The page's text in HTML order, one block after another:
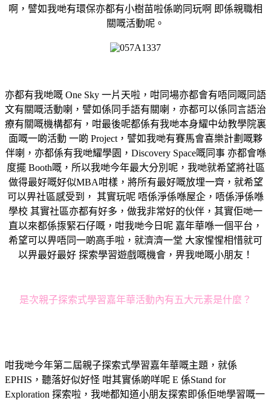
啊，譬如我哋有環保亦都有小樹苗啦係啲同玩啊 即係親職相
關嘅活動呢。
亦都有我哋嘅 One Sky 一片天啦，咁同場亦都會有唔同嘅同語
文有關嘅活動喇，譬如係同手語有關喇，亦都可以係同言語治
療有關嘅機構都有，咁最後呢都係有我哋本身耀中幼教學院裏
面嘅一啲活動 一啲 Project，譬如我哋有賽馬會喜樂計劃嘅夥
伴喇，亦都係有我哋耀學園，Discovery Space嘅同事 亦都會喺
度擺 Booth嘅，所以我哋今年最大分別呢，我哋就希望將社區
做得最好嘅好似MBA咁樣，將所有最好嘅放埋一齊，就希望
可以畀社區感受到， 其實玩呢 唔係淨係喺屋企，唔係淨係喺
學校 其實社區亦都有好多，做我非常好的伙伴，其實佢哋一
直以來都係揼緊石仔嘅，咁我哋今日呢 嘉年華喺一個平台，
希望可以畀唔同一啲高手啦，就濟濟一堂 大家惺惺相惜就可
以畀最好最好 探索學習遊戲嘅機會，畀我哋嘅小朋友！
是次親子探索式學習嘉年華活動內有五大元素是什麼？
咁我哋今年第二屆親子探索式學習嘉年華嘅主題，就係
EPHIS，聽落好似好怪 咁其實係啲咩呢 E 係Stand for
Exploration 探索啦，我哋都知道小朋友探索即係佢哋學習嘅一